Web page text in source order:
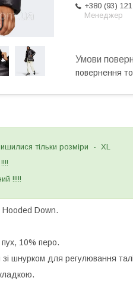
+380 (93)
Менеджер
повернення
тільки розміри - XL
!!!!!
Hooded Down.
10% перо.
шнурком для регулювання